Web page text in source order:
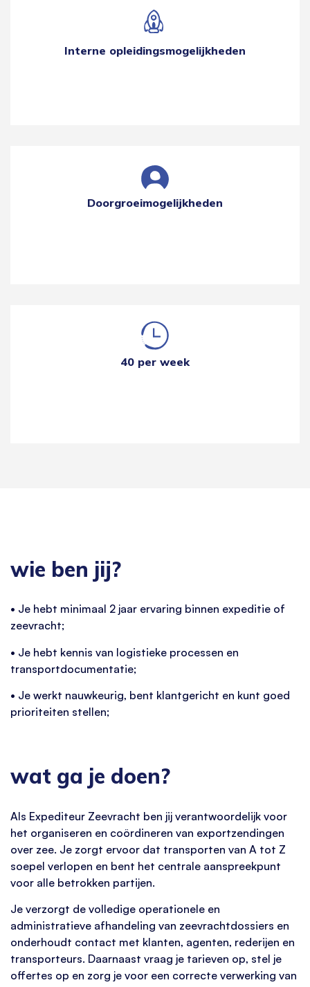
Interne opleidingsmogelijkheden
Doorgroeimogelijkheden
40 per week
wie ben jij?
• Je hebt minimaal 2 jaar ervaring binnen expeditie of
zeevracht;
• Je hebt kennis van logistieke processen en
transportdocumentatie;
• Je werkt nauwkeurig, bent klantgericht en kunt goed
prioriteiten stellen;
wat ga je doen?
Als Expediteur Zeevracht ben jij verantwoordelijk voor
het organiseren en coördineren van exportzendingen
over zee. Je zorgt ervoor dat transporten van A tot Z
soepel verlopen en bent het centrale aanspreekpunt
voor alle betrokken partijen.
Je verzorgt de volledige operationele en
administratieve afhandeling van zeevrachtdossiers en
onderhoudt contact met klanten, agenten, rederijen en
transporteurs. Daarnaast vraag je tarieven op, stel je
offertes op en zorg je voor een correcte verwerking van